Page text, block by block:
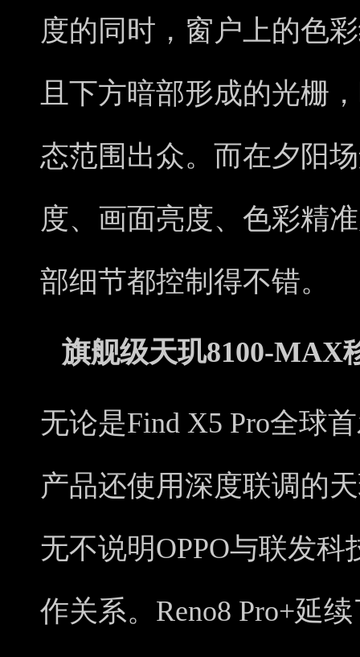
度的同时，窗户上的色
且下方暗部形成的光栅
态范围出众。而在夕阳
度、画面亮度、色彩精
部细节都控制得不错。
旗舰级天玑8100-MAX
无论是Find X5 Pro全球
产品还使用深度联调的
无不说明OPPO与联发
作关系。Reno8 Pro+延